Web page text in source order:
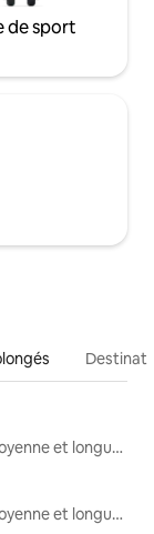
de sport
Locations moyenne et longue durée
Locations moyenne et longue durée